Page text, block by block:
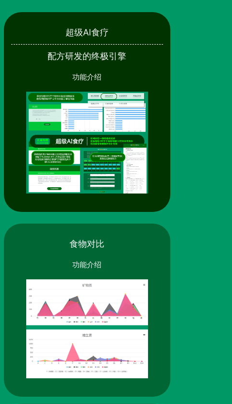
超级AI食疗
配方研发的终极引擎
功能介绍
食物对比
功能介绍